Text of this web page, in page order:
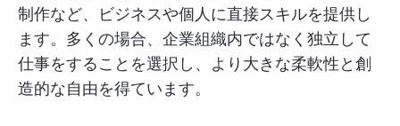
制作など、ビジネスや個人に直接スキルを提供し
ます。多くの場合、企業組織内ではなく独立して
仕事をすることを選択し、より大きな柔軟性と創
造的な自由を得ています。